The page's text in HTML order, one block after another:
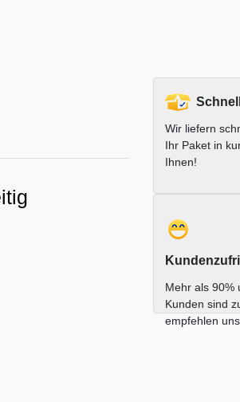
Wir liefern
Ihr Paket in
Ihnen!
Mehr als 90%
Kunden sind
empfehlen